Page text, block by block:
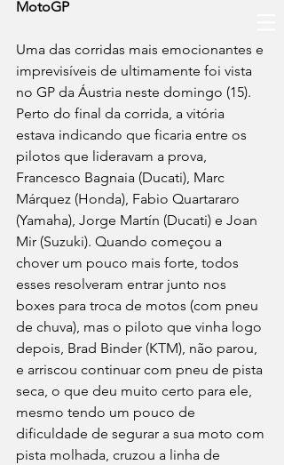
MotoGP
Uma das corridas mais emocionantes e
imprevisíveis de ultimamente foi vista
no GP da Áustria neste domingo (15).
Perto do final da corrida, a vitória
estava indicando que ficaria entre os
pilotos que lideravam a prova,
Francesco Bagnaia (Ducati), Marc
Márquez (Honda), Fabio Quartararo
(Yamaha), Jorge Martín (Ducati) e Joan
Mir (Suzuki). Quando começou a
chover um pouco mais forte, todos
esses resolveram entrar junto nos
boxes para troca de motos (com pneu
de chuva), mas o piloto que vinha logo
depois, Brad Binder (KTM), não parou,
e arriscou continuar com pneu de pista
seca, o que deu muito certo para ele,
mesmo tendo um pouco de
dificuldade de segurar a sua moto com
pista molhada, cruzou a linha de